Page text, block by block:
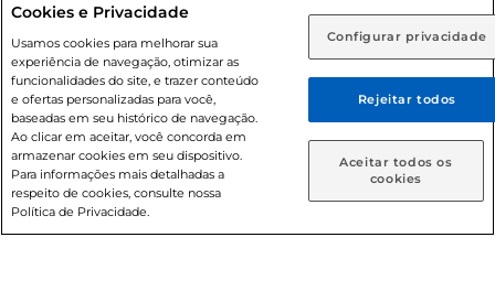
Rio de Janeiro (RJ) Goiás (GO)
Ou
Caso queira comprar online, informe como deseja receber
suas compras:
Entrega em casa Retire em Loja
prévio. O valor mínimo para as compras on-line é de R$
80,00.
© 2026 Copyright. Todos os direitos
reservados Prezunic.
Cookies e Privacidade
Usamos cookies para melhorar sua
experiência de navegação, otimizar as
funcionalidades do site, e trazer conteúdo
e ofertas personalizadas para você,
baseadas em seu histórico de navegação.
Ao clicar em aceitar, você concorda em
armazenar cookies em seu dispositivo.
Para informações mais detalhadas a
respeito de cookies, consulte nossa
Política de Privacidade.
Configurar privacidade
Rejeitar todos
Aceitar todos os
cookies